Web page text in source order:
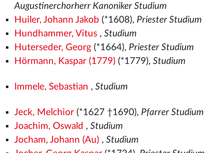
Augustinerchorherr Kanoniker Studium
Huiler, Johann Jakob (*1608), Priester Studium
Hundhammer, Vitus, Studium
Huterseder, Georg(*1664), Priester Studium
Hörmann, Kaspar (1779)(*1779), Studium
Immele, Sebastian , Studium
Jeck, Melchior(*1627 †1690), Pfarrer Studium
Joachim, Oswald , Studium
Jocham, Johann (Au), Studium